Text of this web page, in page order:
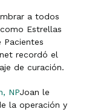
a todos
Estrellas
recordó el
de curación.
NPJoan le
la operación y